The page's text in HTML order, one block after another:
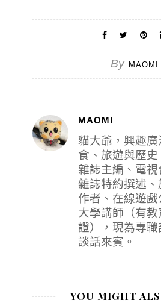
By MAOMI
MAOMI
貓大爺，興趣廣
食、旅遊與歷
雜誌主編、電
雜誌特約撰述
作者、在線遊戲
大學講師（有教
證），現為專
談話來賓。
YOU MIGHT